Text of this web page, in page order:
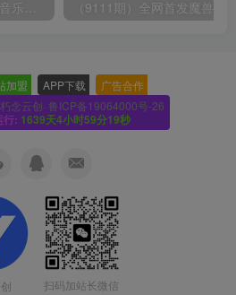
加盟 APP下载 广告合作
朽念云创· 鲁ICP备19064000号-26
行: 1639天4小时59分20秒
扫码加站长微信